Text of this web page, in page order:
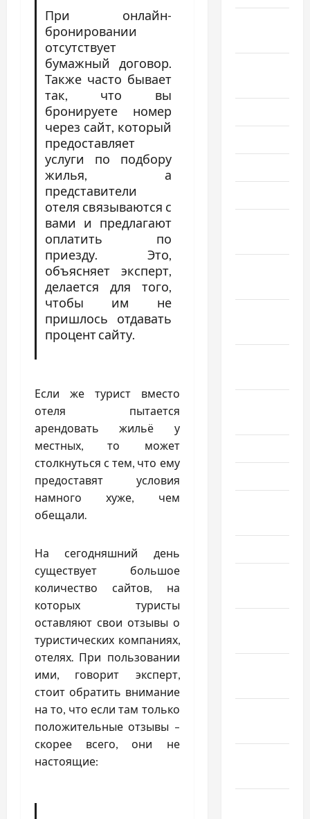
При онлайн-
бронировании
отсутствует
бумажный договор.
Также часто бывает
так, что вы
бронируете номер
через сайт, который
предоставляет
услуги по подбору
жилья, а
представители
отеля связываются с
вами и предлагают
оплатить по
приезду. Это,
объясняет эксперт,
делается для того,
чтобы им не
пришлось отдавать
процент сайту.
Если же турист вместо
отеля пытается
арендовать жильё у
местных, то может
столкнуться с тем, что ему
предоставят условия
намного хуже, чем
обещали.
На сегодняшний день
существует большое
количество сайтов, на
которых туристы
оставляют свои отзывы о
туристических компаниях,
отелях. При пользовании
ими, говорит эксперт,
стоит обратить внимание
на то, что если там только
положительные отзывы –
скорее всего, они не
настоящие: